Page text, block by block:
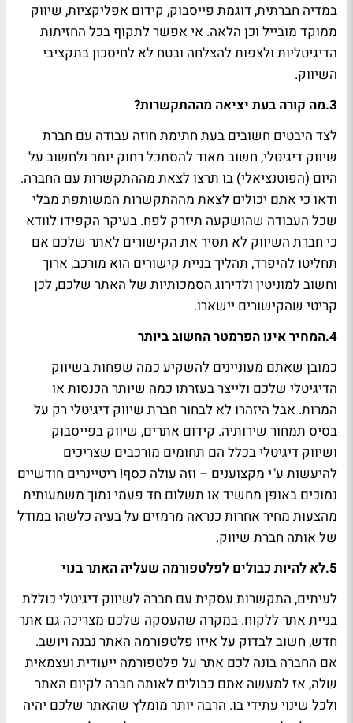
במדיה חברתית, דוגמת פייסבוק, קידום אפליקציות, שיווק
ממוקד מובייל וכן הלאה. אי אפשר לתקוף בכל החזיתות
הדיגיטליות ולצפות להצלחה ובטח לא לחיסכון בתקציבי
השיווק.
3. מה קורה בעת יציאה מההתקשרות?
לצד היבטים חשובים בעת חתימת חוזה עבודה עם חברת
שיווק דיגיטלי, חשוב מאוד להסתכל רחוק יותר ולחשוב על
היום (הפוטנציאלי) בו תרצו לצאת מההתקשרות עם החברה.
ודאו כי אתם יכולים לצאת מההתקשרות המשותפת מבלי
שכל העבודה שהושקעה תיזרק לפח. בעיקר הקפידו לוודא
כי חברת השיווק לא תסיר את הקישורים לאתר שלכם אם
תחליטו להיפרד, תהליך בניית קישורים הוא מורכב, ארוך
וחשוב למוניטין ולדירוג הסמכותיות של האתר שלכם, לכן
קריטי שהקישורים יישארו.
4. המחיר אינו הפרמטר החשוב ביותר
כמובן שאתם מעוניינים להשקיע כמה שפחות בשיווק
הדיגיטלי שלכם ולייצר בעזרתו כמה שיותר הכנסות או
המרות. אבל היזהרו לא לבחור חברת שיווק דיגיטלי רק על
בסיס תמחור שירותיה. קידום אתרים, שיווק בפייסבוק
ושיווק דיגיטלי בכלל הם תחומים מורכבים שצריכים
להיעשות ע"י מקצוענים – וזה עולה כסף! ריטיינרים חודשיים
נמוכים באופן מחשיד או תשלום חד פעמי נמוך משמעותית
מהצעות מחיר אחרות כנראה מרמזים על בעיה כלשהו במודל
של אותה חברת שיווק.
5. לא להיות כבולים לפלטפורמה שעליה האתר בנוי
לעיתים, התקשרות עסקית עם חברה לשיווק דיגיטלי כוללת
בניית אתר ללקוח. במקרה שהעסקה שלכם מצריכה גם אתר
חדש, חשוב לבדוק על איזו פלטפורמה האתר נבנה ויושב.
אם החברה בונה לכם אתר על פלטפורמה ייעודית ועצמאית
שלה, אז למעשה אתם כבולים לאותה חברה לקיום האתר
ולכל שינוי עתידי בו. הרבה יותר מומלץ שהאתר שלכם יהיה